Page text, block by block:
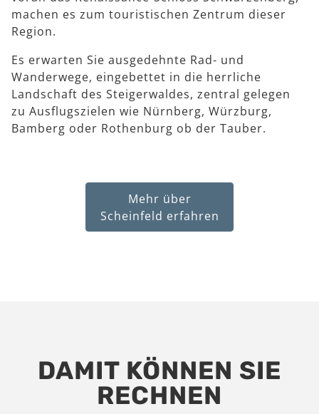
machen es zum touristischen Zentrum dieser
Region.
Es erwarten Sie ausgedehnte Rad- und
Wanderwege, eingebettet in die herrliche
Landschaft des Steigerwaldes, zentral gelegen
zu Ausflugszielen wie Nürnberg, Würzburg,
Bamberg oder Rothenburg ob der Tauber.
Mehr über
Scheinfeld erfahren
DAMIT KÖNNEN SIE
RECHNEN